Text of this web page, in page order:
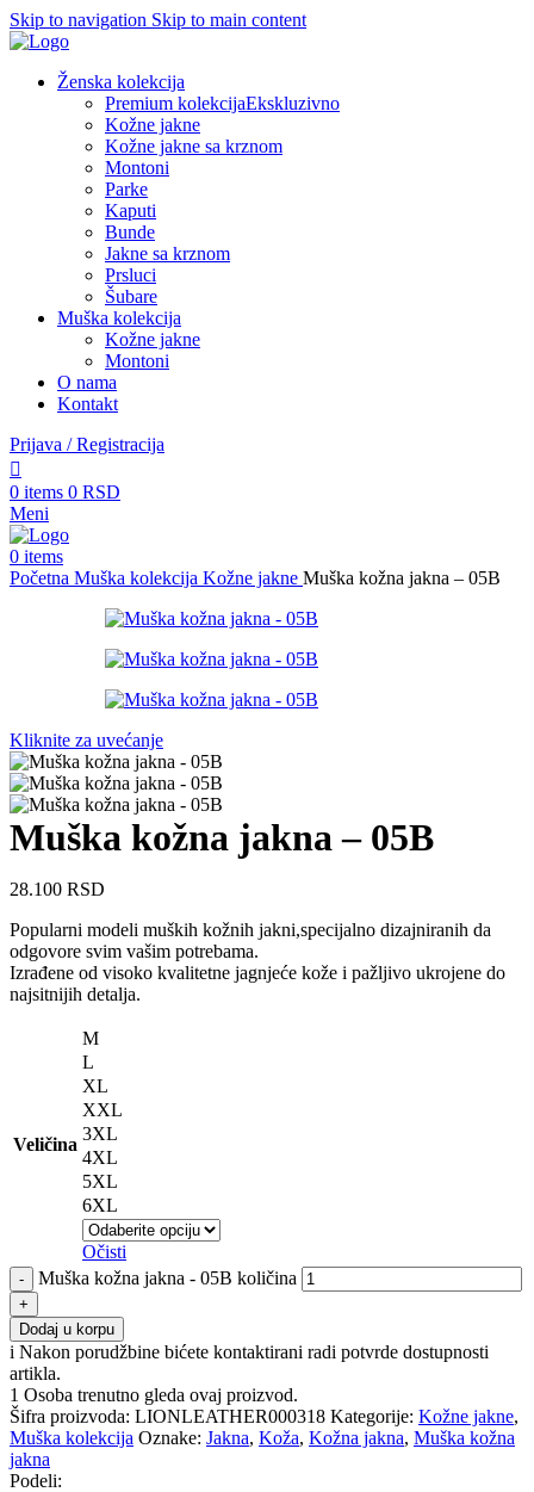
Skip to navigation Skip to main content
Ženska kolekcija
Premium kolekcijaEkskluzivno
Kožne jakne
Kožne jakne sa krznom
Montoni
Parke
Kaputi
Bunde
Jakne sa krznom
Prsluci
Šubare
Muška kolekcija
Kožne jakne
Montoni
O nama
Kontakt
Prijava / Registracija
0 items 0 RSD
Meni
0 items
Početna Muška kolekcija Kožne jakne Muška kožna jakna – 05B
Kliknite za uvećanje
Muška kožna jakna – 05B
28.100 RSD
Popularni modeli muških kožnih jakni,specijalno dizajniranih da
odgovore svim vašim potrebama.
Izrađene od visoko kvalitetne jagnjeće kože i pažljivo ukrojene do
najsitnijih detalja.
Veličina
M
L
XL
XXL
3XL
4XL
5XL
6XL
Očisti
Muška kožna jakna - 05B količina
Dodaj u korpu
i Nakon porudžbine bićete kontaktirani radi potvrde dostupnosti
artikla.
1 Osoba trenutno gleda ovaj proizvod.
Šifra proizvoda: LIONLEATHER000318 Kategorije: Kožne jakne,
Muška kolekcija Oznake: Jakna, Koža, Kožna jakna, Muška kožna
jakna
Podeli: